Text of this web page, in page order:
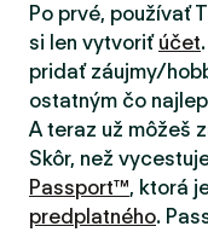
Po prvé, používať
si len vytvoriť účet
pridať záujmy/
ostatným čo
A teraz už môžeš
Skôr, než
Passport™, ktorá
predplatného.